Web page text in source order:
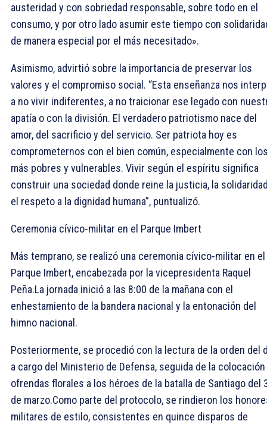
austeridad y con sobriedad responsable, sobre todo en el
consumo, y por otro lado asumir este tiempo con
de manera especial por el más necesitado».
Asimismo, advirtió sobre la importancia de preservar los
valores y el compromiso social. “Esta enseñanza nos
a no vivir indiferentes, a no traicionar ese legado con
apatía o con la división. El verdadero patriotismo nace del
amor, del sacrificio y del servicio. Ser patriota hoy es
comprometernos con el bien común, especialmente con
más pobres y vulnerables. Vivir según el espíritu significa
construir una sociedad donde reine la justicia, la
el respeto a la dignidad humana”, puntualizó.
Ceremonia cívico-militar en el Parque Imbert
Más temprano, se realizó una ceremonia cívico-militar en el
Parque Imbert, encabezada por la vicepresidenta Raquel
Peña.La jornada inició a las 8:00 de la mañana con el
enhestamiento de la bandera nacional y la entonación del
himno nacional.
Posteriormente, se procedió con la lectura de la orden del
a cargo del Ministerio de Defensa, seguida de la
ofrendas florales a los héroes de la batalla de Santiago del
de marzo.Como parte del protocolo, se rindieron los
militares de estilo, consistentes en quince disparos de